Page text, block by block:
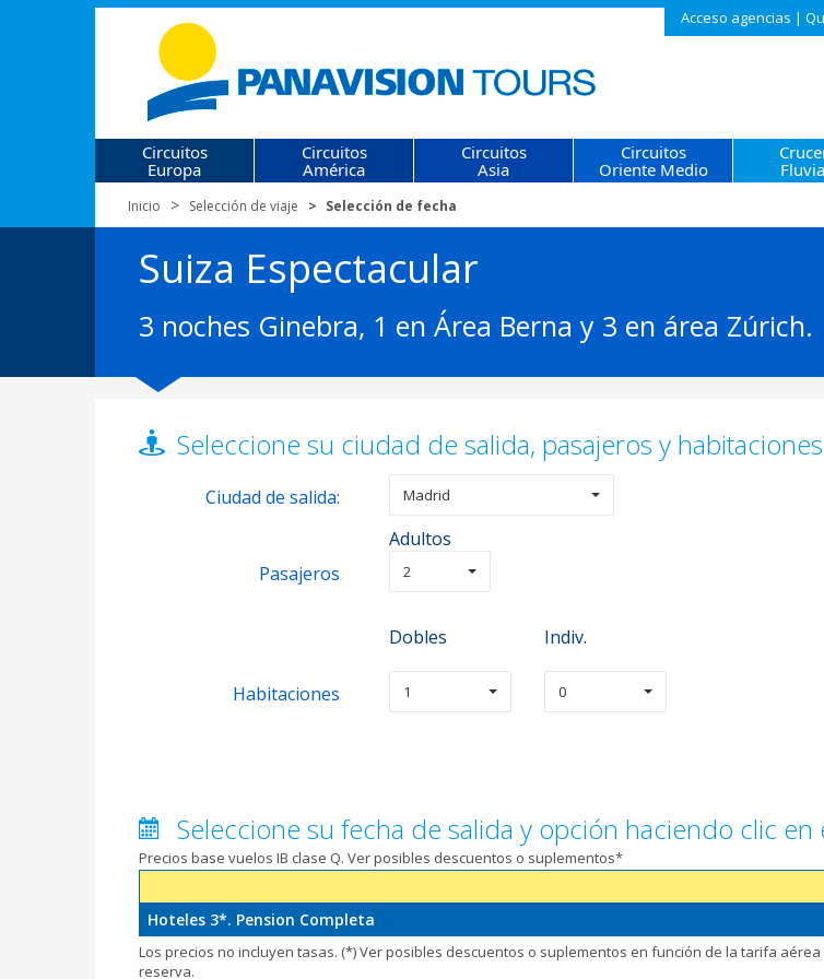
Acceso agencias |
Circuitos
Europa
Circuitos
América
Circuitos
Asia
Circuitos
Oriente Medio
Inicio Selección de viaje Selección de fecha
Suiza Espectacular
3 noches Ginebra, 1 en Área Berna y 3 en área Zúrich.
Seleccione su ciudad de salida, pasajeros y habitaciones
Ciudad de salida: Madrid
Adultos
Pasajeros
2
Dobles Indiv.
Habitaciones 1 0
Seleccione su fecha de salida y opción haciendo clic en
Precios base vuelos IB clase Q. Ver posibles descuentos o suplementos*
Hoteles 3*. Pension Completa
Los precios no incluyen tasas. (*) Ver posibles descuentos o suplementos en función de la tarifa
reserva.